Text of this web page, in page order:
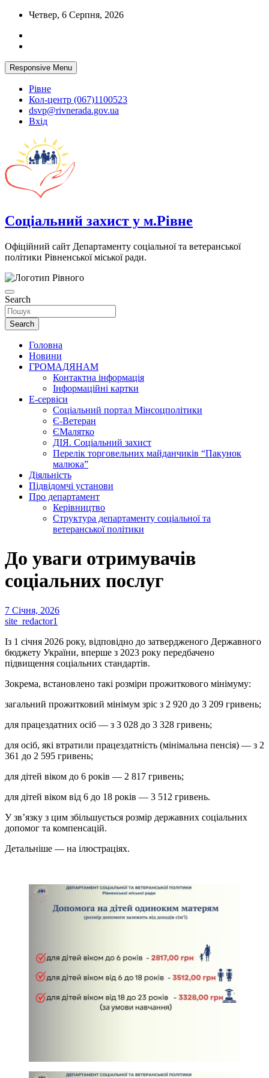
Skip
content
Четвер, 6 Серпня, 2026
Responsive Menu
Рівне
Кол-центр (067)1100523
dsvp@rivnerada.gov.ua
Вхід
Соціальний захист у м.Рівне
Офіційний сайт Департаменту соціальної та ветеранської
політики Рівненської міської ради.
Search
Search
Головна
Новини
ГРОМАДЯНАМ
Контактна інформація
Інформаційні картки
Е-сервіси
Соціальний портал Мінсоцполітики
Є-Ветеран
ЄМалятко
ДІЯ. Соціальний захист
Перелік торговельних майданчиків “Пакунок
малюка”
Діяльність
Підвідомчі установи
Про департамент
Керівництво
Структура департаменту соціальної та
ветеранської політики
До уваги отримувачів
соціальних послуг
7 Січня, 2026
site_redactor1
Із 1 січня 2026 року, відповідно до затвердженого Державного
бюджету України, вперше з 2023 року передбачено
підвищення соціальних стандартів.
Зокрема, встановлено такі розміри прожиткового мінімуму:
загальний прожитковий мінімум зріс з 2 920 до 3 209 гривень;
для працездатних осіб — з 3 028 до 3 328 гривень;
для осіб, які втратили працездатність (мінімальна пенсія) — з 2
361 до 2 595 гривень;
для дітей віком до 6 років — 2 817 гривень;
для дітей віком від 6 до 18 років — 3 512 гривень.
У зв’язку з цим збільшується розмір державних соціальних
допомог та компенсацій.
Детальніше — на ілюстраціях.